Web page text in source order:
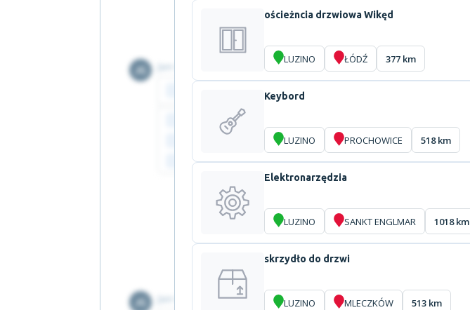
ościeżncia drzwiowa Wikęd
LUZINO ŁÓDŹ 377 km
Keybord
LUZINO PROCHOWICE 518 km
Elektronarzędzia
LUZINO SANKT ENGLMAR 1018 km
skrzydło do drzwi
LUZINO MLECZKÓW 513 km